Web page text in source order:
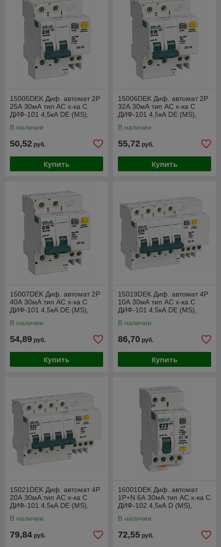
15005DEK Диф. автомат 2Р
25А 30мА тип AC х-ка С
ДИФ-101 4,5кА DE (MS),
В наличии
50,52 руб.
Купить
15006DEK Диф. автомат 2Р
32А 30мА тип AC х-ка С
ДИФ-101 4,5кА DE (MS),
В наличии
55,72 руб.
Купить
15007DEK Диф. автомат 2Р
40А 30мА тип AC х-ка С
ДИФ-101 4,5кА DE (MS),
В наличии
54,89 руб.
Купить
15019DEK Диф. автомат 4Р
10А 30мА тип AC х-ка С
ДИФ-101 4,5кА DE (MS),
В наличии
86,70 руб.
Купить
15021DEK Диф. автомат 4Р
20А 30мА тип AC х-ка С
ДИФ-101 4,5кА DE (MS),
В наличии
79,84 руб.
16001DEK Диф. автомат
1Р+N 6А 30мА тип AC х-ка С
ДИФ-102 4,5кА D (MS),
В наличии
72,55 руб.